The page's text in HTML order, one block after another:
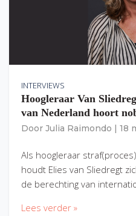
INTERVIEWS
Hoogleraar Van
van Nederland hoort
Door Julia Raimondo 18
Als hoogleraar
houdt Elies van Sliedregt
de berechting van
Lees verder »